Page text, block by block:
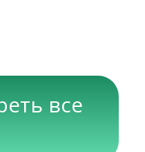
все